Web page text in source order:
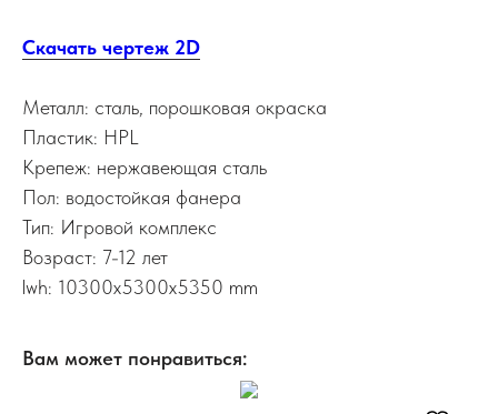
Скачать чертеж 2D
Металл: сталь, порошковая окраска
Пластик: HPL
Крепеж: нержавеющая сталь
Пол: водостойкая фанера
Тип: Игровой комплекс
Возраст: 7-12 лет
lwh: 10300x5300x5350 mm
Вам может понравиться: